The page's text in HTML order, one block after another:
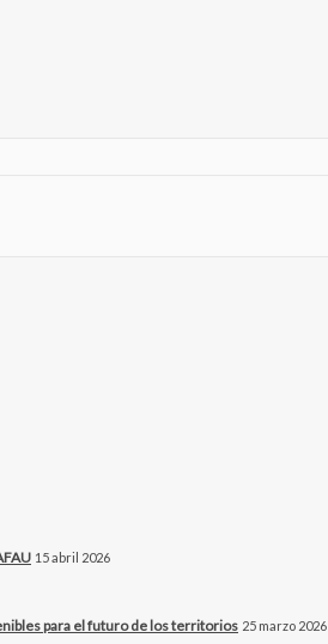
15 abril 2026
para el futuro de los territorios 25 marzo 2026